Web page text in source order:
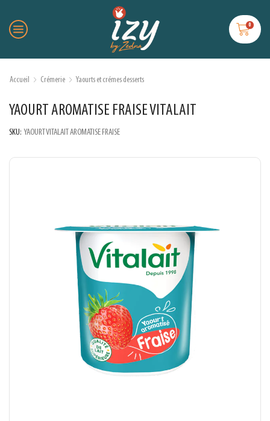
0
Accueil Crémerie Yaourts et crémes desserts
YAOURT AROMATISE FRAISE VITALAIT
SKU: YAOURT VITALAIT AROMATISE FRAISE